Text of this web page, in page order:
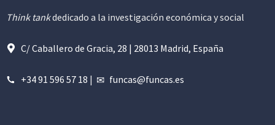
Think tankdedicado a la investigación económica y social
C/ Caballero de Gracia, 28 | 28013 Madrid, España
+34 91 596 57 18 | funcas@funcas.es